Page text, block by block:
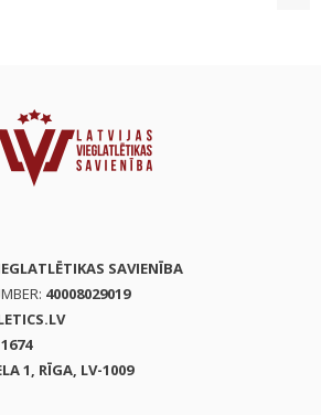
SAVIENĪBA
40008029019
1, RĪGA, LV-1009